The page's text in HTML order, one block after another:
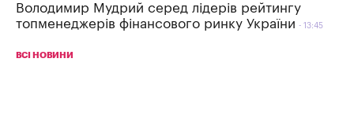
Володимир Мудрий серед лідерів рейтингу
топменеджерів фінансового ринку України
13:45
ВСІ НОВИНИ